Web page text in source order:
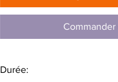
Durée: